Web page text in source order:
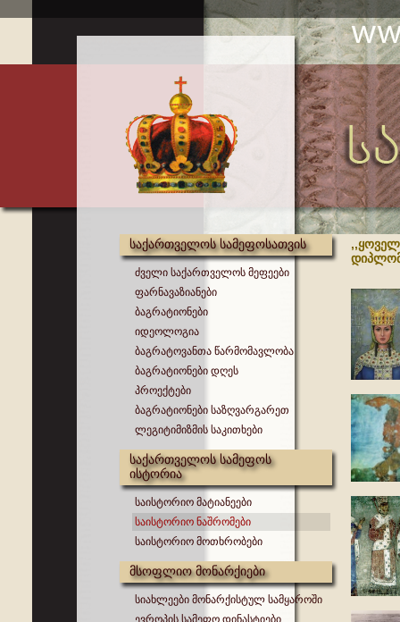
საქართველოს სამეფოსათვის
ძველი საქართველოს მეფეები
ფარნავაზიანები
ბაგრატიონები
იდეოლოგია
ბაგრატოვანთა წარმომავლობა
ბაგრატიონები დღეს
პროექტები
ბაგრატიონები საზღვარგარეთ
ლეგიტიმიზმის საკითხები
საქართველოს სამეფოს
ისტორია
საისტორიო მატიანეები
საისტორიო ნაშრომები
საისტორიო მოთხრობები
მსოფლიო მონარქიები
სიახლეები მონარქისტულ სამყაროში
ევროპის სამეფო დინასტიები